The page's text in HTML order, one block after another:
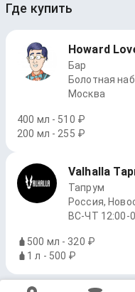
Где купить
Howard
Бар
Болотная
Москва
400 мл - 510 ₽
200 мл - 255 ₽
Valhalla
Тапрум
Россия,
ВС-ЧТ 12:00-
500 мл - 320 ₽
1 л - 500 ₽